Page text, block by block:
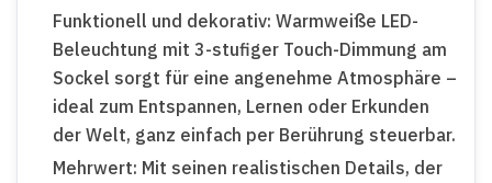
Funktionell und dekorativ: Warmweiße LED-
Beleuchtung mit 3-stufiger Touch-Dimmung am
Sockel sorgt für eine angenehme Atmosphäre –
ideal zum Entspannen, Lernen oder Erkunden
der Welt, ganz einfach per Berührung steuerbar.
Mehrwert: Mit seinen realistischen Details, der